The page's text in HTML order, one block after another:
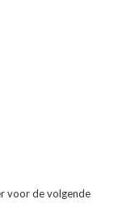
voor de volgende